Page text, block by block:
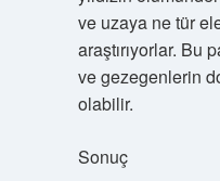
ve uzaya ne tür
araştırıyorlar. Bu
ve gezegenlerin
olabilir.
Sonuç